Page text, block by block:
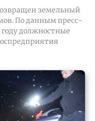
земельный
должностные